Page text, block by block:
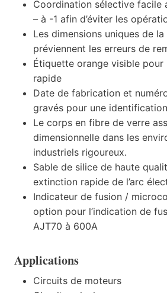
Coordination sélective facile
– à -1 afin d’éviter les
Les dimensions uniques de la
préviennent les erreurs de
Étiquette orange visible
rapide
Date de fabrication et
gravés pour une
Le corps en fibre de verre
dimensionnelle dans les
industriels rigoureux.
Sable de silice de haute
extinction rapide de l’arc
Indicateur de fusion /
option pour l’indication de
AJT70 à 600A
Applications
Circuits de moteurs